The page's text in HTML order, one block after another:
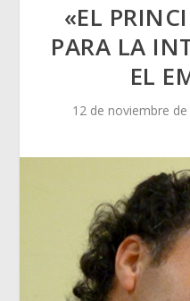
«EL
PARA LA
EL
12 de noviembre de